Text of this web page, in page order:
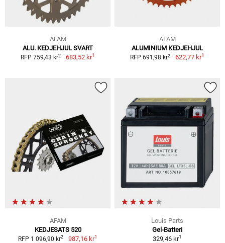
AFAM
ALU. KEDJEHJUL SVART
RFP 759,43 kr2 683,52 kr1
AFAM
ALUMINIUM KEDJEHJUL
RFP 691,98 kr2 622,77 kr1
AFAM
KEDJESATS 520
RFP 1 096,90 kr2 987,16 kr1
Louis Parts
Gel-Batteri
329,46 kr1